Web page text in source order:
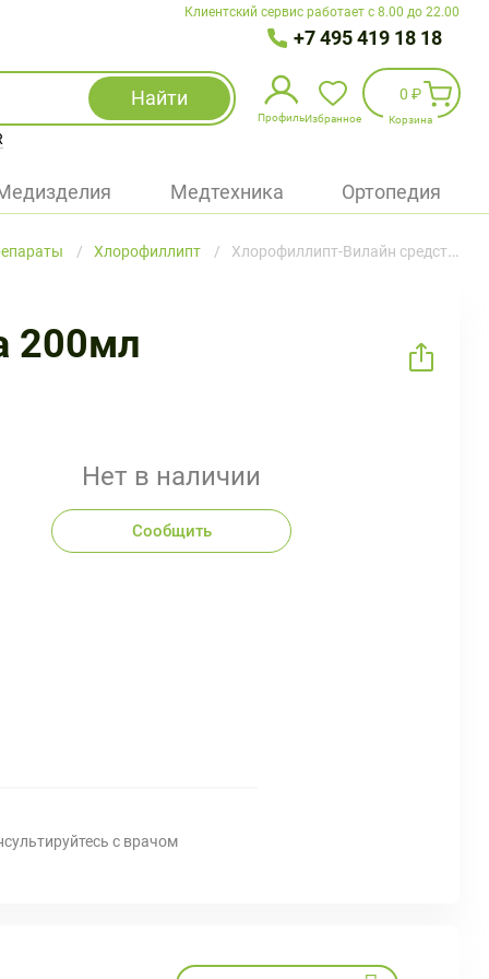
Клиентский сервис работает с 8.00 до 22.00
+7 495 419 18 18
Найти
Медицинская техника (приборы)
Профиль
Избранное
Войти
Избранное
0 ₽
Корзина
Медтехника Ортопедия
Хлорофиллипт Хлорофиллипт-Вилайн средство д/полоскания рта 200мл
200мл
Нет в наличии
Сообщить
с врачом